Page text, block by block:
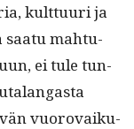
kult­tuuri ja
saatu mah­tu­
ei tule tun­
vuorovaiku­